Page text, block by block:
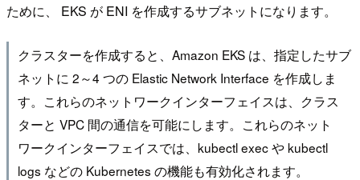
ために、 EKS が ENI を作成するサブネットになります。
クラスターを作成すると、Amazon EKS は、指定したサブ
ネットに 2～4 つの Elastic Network Interface を作成しま
す。これらのネットワークインターフェイスは、クラス
ターと VPC 間の通信を可能にします。これらのネット
ワークインターフェイスでは、kubectl exec や kubectl
logs などの Kubernetes の機能も有効化されます。